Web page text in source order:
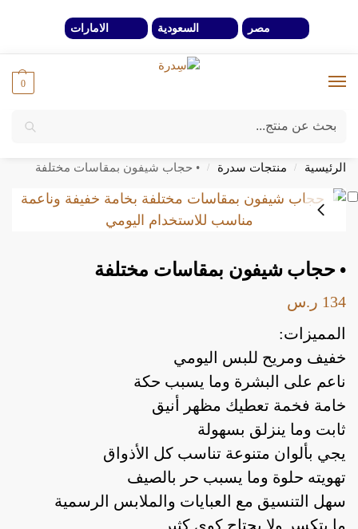
مصر السعودية الامارات
0
خصومات 40% لفترة محدوة وحتي نفاذ الكمية
الرئيسية / منتجات سدرة / • حجاب شيفون بمقاسات مختلفة
• حجاب شيفون بمقاسات مختلفة
134 ر.س
المميزات:
خفيف ومريح للبس اليومي
ناعم على البشرة وما يسبب حكة
خامة فخمة تعطيك مظهر أنيق
ثابت وما ينزلق بسهولة
يجي بألوان متنوعة تناسب كل الأذواق
تهويته حلوة وما يسبب حر بالصيف
سهل التنسيق مع العبايات والملابس الرسمية
ما يتكسر ولا يحتاج كوي كثير